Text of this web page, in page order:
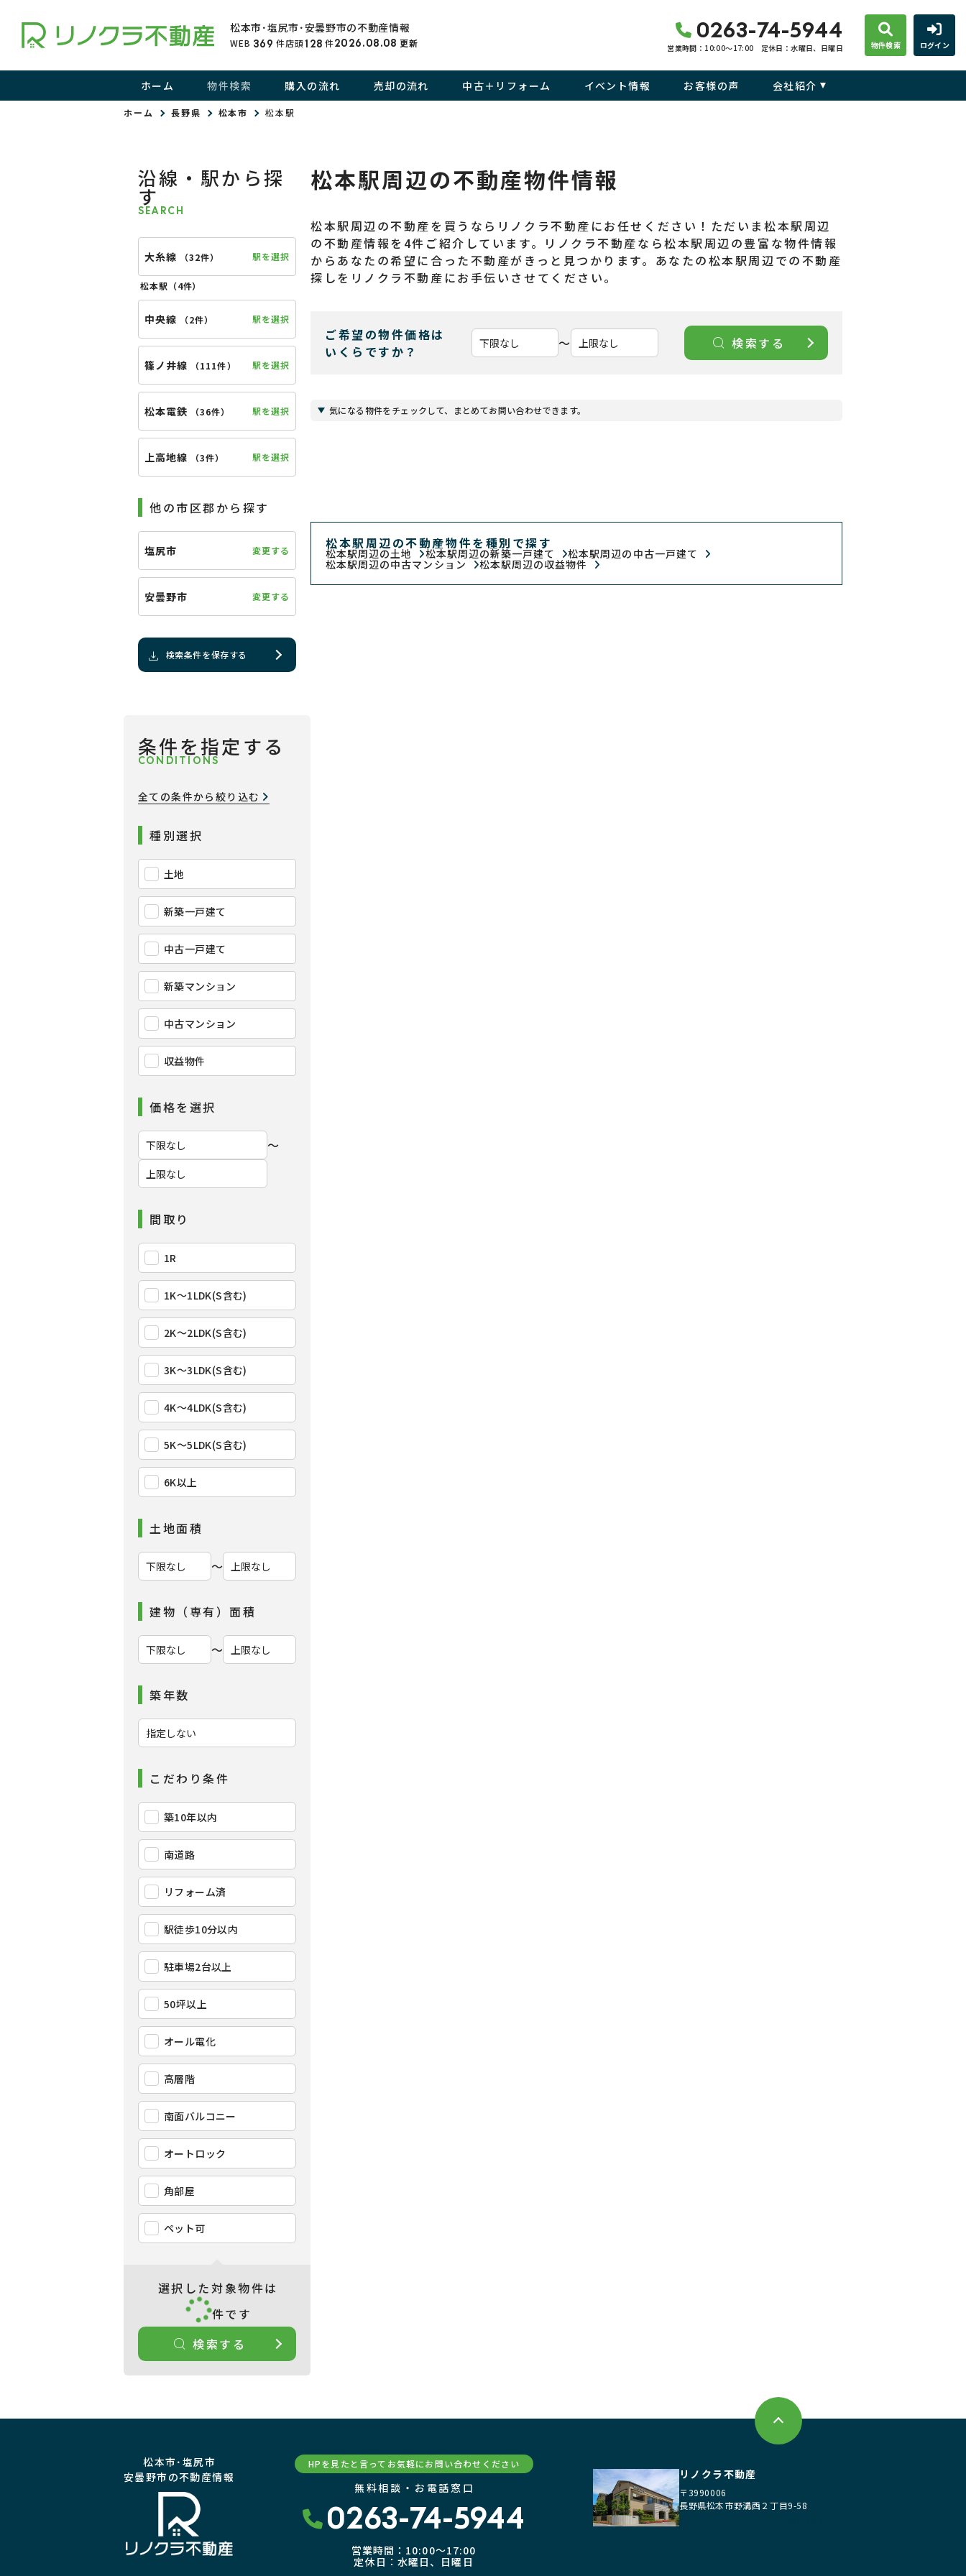
松本市･塩尻市･安曇野市の不動産情報
WEB 369 件店頭 128 件2026.08.08更新 0263-74-5944
営業時間：10:00〜17:00 定休日：水曜日、日曜日 物件検索 ログイン
ホーム 物件検索 購入の流れ 売却の流れ 中古＋リフォーム イベント情報 お客様の声 会社紹介
ホーム 長野県 松本市 松本駅
松本駅周辺の不動産物件情報
松本駅周辺の不動産を買うならリノクラ不動産にお任せください！ただいま松本駅周辺
の不動産情報を4件ご紹介しています。リノクラ不動産なら松本駅周辺の豊富な物件情報
からあなたの希望に合った不動産がきっと見つかります。あなたの松本駅周辺での不動産
探しをリノクラ不動産にお手伝いさせてください。
ご希望の物件価格は
いくらですか？
〜 検索する
気になる物件をチェックして、まとめてお問い合わせできます。
松本駅周辺の不動産物件を種別で探す
松本駅周辺の土地 松本駅周辺の新築一戸建て 松本駅周辺の中古一戸建て
松本駅周辺の中古マンション 松本駅周辺の収益物件
沿線・駅から探
す
SEARCH
大糸線 （32件） 駅を選択
松本駅（4件）
中央線 （2件） 駅を選択
篠ノ井線 （111件） 駅を選択
松本電鉄 （36件） 駅を選択
上高地線 （3件） 駅を選択
他の市区郡から探す
塩尻市 変更する
安曇野市 変更する
検索条件を保存する
条件を指定する
CONDITIONS
全ての条件から絞り込む
種別選択
土地
新築一戸建て
中古一戸建て
新築マンション
中古マンション
収益物件
価格を選択
〜
間取り
1R
1K〜1LDK(S含む)
2K〜2LDK(S含む)
3K〜3LDK(S含む)
4K〜4LDK(S含む)
5K〜5LDK(S含む)
6K以上
土地面積
〜
建物（専有）面積
〜
築年数
こだわり条件
築10年以内
南道路
リフォーム済
駅徒歩10分以内
駐車場2台以上
50坪以上
オール電化
高層階
南面バルコニー
オートロック
角部屋
ペット可
選択した対象物件は
件です
検索する
松本市･塩尻市
安曇野市の不動産情報
HPを見たと言ってお気軽にお問い合わせください
無料相談・お電話窓口
0263-74-5944
営業時間：10:00〜17:00
定休日：水曜日、日曜日
リノクラ不動産
〒3990006
長野県松本市野溝西２丁目9-58